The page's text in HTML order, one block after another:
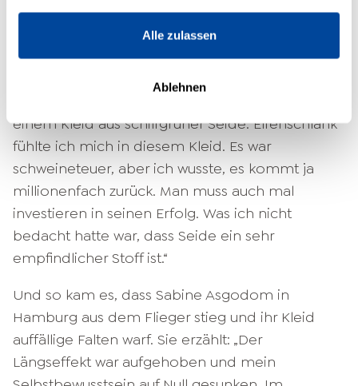
Alle zulassen
Ablehnen
Gleichgewicht handelt. In einer Talkshow in
Hamburg sollte ich mein Buch präsentieren
sah mich schon reich, berühmt und glücklich
werden. Und was habe ich als erstes getan? Ich
einem Kleid aus schilfgrüner Seide. Elfenschlank
fühlte ich mich in diesem Kleid. Es war
schweineteuer, aber ich wusste, es kommt ja
millionenfach zurück. Man muss auch mal
investieren in seinen Erfolg. Was ich nicht
bedacht hatte war, dass Seide ein sehr
empfindlicher Stoff ist.“
Und so kam es, dass Sabine Asgodom in
Hamburg aus dem Flieger stieg und ihr Kleid
auffällige Falten warf. Sie erzählt: „Der
Längseffekt war aufgehoben und mein